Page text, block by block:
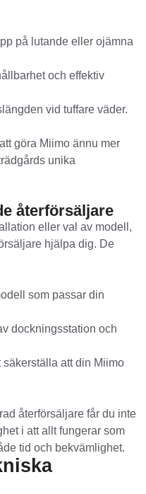
på lutande eller ojämna
och effektiv
vid tuffare väder.
göra Miimo ännu mer
unika
återförsäljare
eller val av modell,
hjälpa dig. De
som passar din
dockningsstation och
säkerställa att din Miimo
återförsäljare får du inte
i att allt fungerar som
tid och bekvämlighet.